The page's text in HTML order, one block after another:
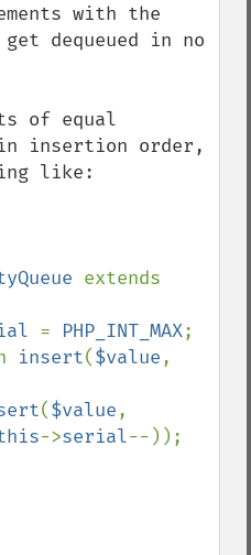
with the
dequeued in no
of equal
insertion order,
like:
= PHP_INT_MAX;
insert($value
($value,
->serial--));